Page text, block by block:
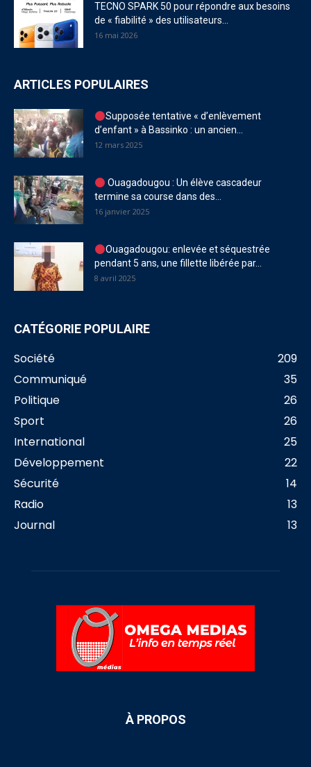
TECNO SPARK 50 pour répondre aux besoins
de « fiabilité » des utilisateurs...
16 mai 2026
ARTICLES POPULAIRES
Supposée tentative « d’enlèvement
d’enfant » à Bassinko : un ancien...
12 mars 2025
Ouagadougou : Un élève cascadeur
termine sa course dans des...
16 janvier 2025
Ouagadougou: enlevée et séquestrée
pendant 5 ans, une fillette libérée par...
8 avril 2025
CATÉGORIE POPULAIRE
Société
209
Communiqué
35
Politique
26
Sport
26
International
25
Développement
22
Sécurité
14
Radio
13
Journal
13
À PROPOS